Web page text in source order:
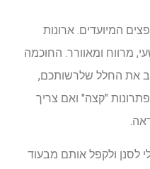
המיועדים. ארונות
מרווח ומאוורר. החוכמה
את החלל שלרשותכם,
"קצה" ואם צריך
לסנן ולקפל אותם מבעוד